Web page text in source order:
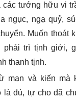
các tướng hữu vi
ngục, ngạ quỷ,
Muốn thoát
phải trì tịnh giới,
thanh tịnh.
mạn và kiến mà
là đủ, tự cho đã